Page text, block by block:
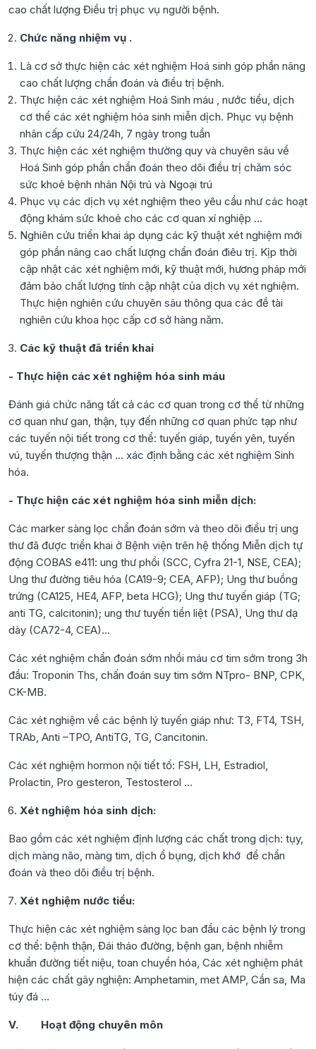
cao chất lượng Điều trị phục vụ người bệnh.
Chức năng nhiệm vụ .
Là cơ sở thực hiện các xét nghiệm Hoá sinh góp phần nâng
cao chất lượng chẩn đoán và điều trị bệnh.
Thực hiện các xét nghiệm Hoá Sinh máu , nước tiểu, dịch
cơ thể các xét nghiệm hóa sinh miễn dịch. Phục vụ bệnh
nhân cấp cứu 24/24h, 7 ngày trong tuần
Thực hiện các xét nghiệm thường quy và chuyên sâu về
Hoá Sinh góp phần chẩn đoán theo dõi điều trị chăm sóc
sức khoẻ bệnh nhân Nội trú và Ngoại trú
Phục vụ các dịch vụ xét nghiệm theo yêu cầu như các hoạt
động khám sức khoẻ cho các cơ quan xí nghiệp …
Nghiên cứu triển khai áp dụng các kỹ thuật xét nghiệm mới
góp phần nâng cao chất lượng chẩn đoán điêu trị. Kịp thời
cập nhật các xét nghiệm mới, kỹ thuật mới, hương pháp mới
đảm bảo chất lượng tính cập nhật của dịch vụ xét nghiệm.
Thực hiện nghiên cứu chuyên sâu thông qua các đề tài
nghiên cứu khoa học cấp cơ sở hàng năm.
Các kỹ thuật đã triển khai
- Thực hiện các xét nghiệm hóa sinh máu
Đánh giá chức năng tất cả các cơ quan trong cơ thể từ những
cơ quan như gan, thận, tụy đến những cơ quan phức tạp như
các tuyến nội tiết trong cơ thể: tuyến giáp, tuyến yên, tuyến
vú, tuyến thượng thận … xác định bằng các xét nghiệm Sinh
hóa.
- Thực hiện các xét nghiệm hóa sinh miễn dịch:
Các marker sàng lọc chẩn đoán sớm và theo dõi điều trị ung
thư đã được triển khai ở Bệnh viện trên hệ thống Miễn dịch tự
động COBAS e411: ung thư phổi (SCC, Cyfra 21-1, NSE, CEA);
Ung thư đường tiêu hóa (CA19-9; CEA, AFP); Ung thư buồng
trứng (CA125, HE4, AFP, beta HCG); Ung thư tuyến giáp (TG;
anti TG, calcitonin); ung thư tuyến tiền liệt (PSA), Ung thư dạ
dày (CA72-4, CEA)…
Các xét nghiệm chẩn đoán sớm nhồi máu cơ tim sớm trong 3h
đầu: Troponin Ths, chấn đoán suy tim sớm NTpro- BNP, CPK,
CK-MB.
Các xét nghiệm về các bệnh lý tuyến giáp như: T3, FT4, TSH,
TRAb, Anti –TPO, AntiTG, TG, Cancitonin.
Các xét nghiệm hormon nội tiết tố: FSH, LH, Estradiol,
Prolactin, Pro gesteron, Testosterol …
Xét nghiệm hóa sinh dịch:
Bao gồm các xét nghiệm định lượng các chất trong dịch: tụy,
dịch màng não, màng tim, dịch ổ bụng, dịch khớ để chẩn
đoán và theo dõi điều trị bệnh.
Xét nghiệm nước tiểu:
Thực hiện các xét nghiệm sàng lọc ban đầu các bệnh lý trong
cơ thể: bệnh thận, Đái tháo đường, bệnh gan, bệnh nhiễm
khuẩn đường tiết niệu, toan chuyển hóa, Các xét nghiệm phát
hiện các chất gây nghiện: Amphetamin, met AMP, Cần sa, Ma
túy đá …
V. Hoạt động chuyên môn